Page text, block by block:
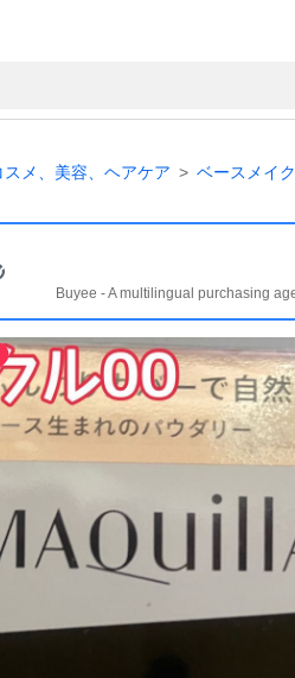
スメ、美容、ヘアケア ベースメイク
Buyee - A multilingual purchasing